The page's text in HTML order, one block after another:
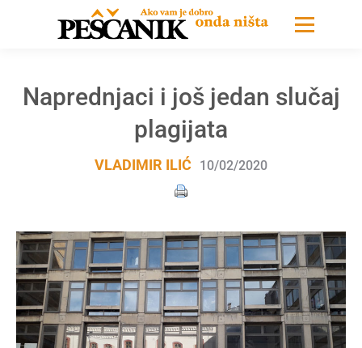
Naprednjaci i još jedan slučaj
plagijata
VLADIMIR ILIĆ 10/02/2020